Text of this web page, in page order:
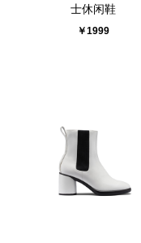
士休闲鞋
￥1999